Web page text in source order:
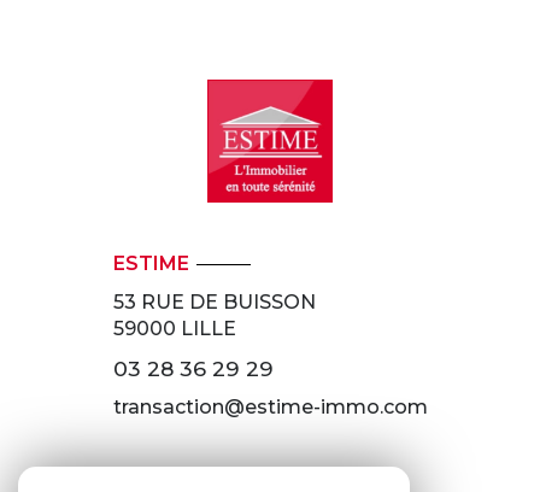
ESTIME
53 RUE DE BUISSON
59000 LILLE
03 28 36 29 29
transaction@estime-immo.com